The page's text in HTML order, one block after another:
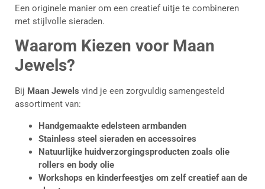
Een originele manier om een creatief uitje te combineren
met stijlvolle sieraden.
Waarom Kiezen voor Maan
Jewels?
Bij Maan Jewels vind je een zorgvuldig samengesteld
assortiment van:
Handgemaakte edelsteen armbanden
Stainless steel sieraden en accessoires
Natuurlijke huidverzorgingsproducten zoals olie
rollers en body olie
Workshops en kinderfeestjes om zelf creatief aan de